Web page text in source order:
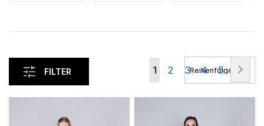
FILTER Sie
lesen
gerade
1 Seite
2 Seite
3 Seite
4 Seite
5